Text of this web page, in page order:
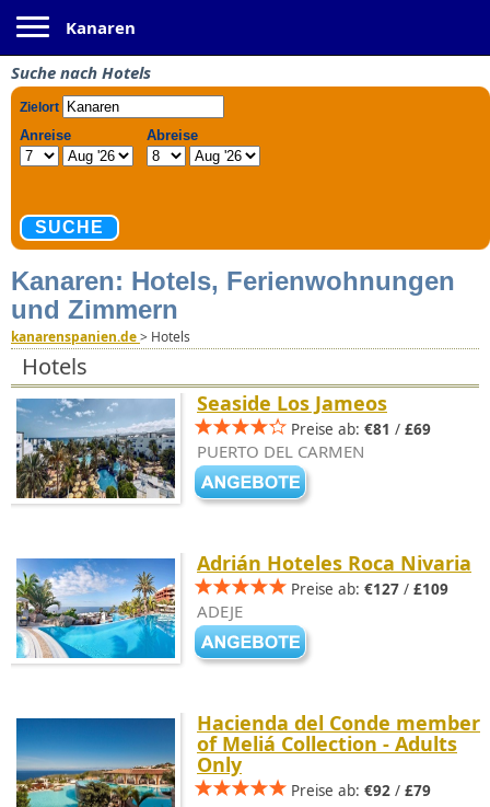
Kanaren
Suche nach Hotels
Kanaren: Hotels, Ferienwohnungen
und Zimmern
kanarenspanien.de> Hotels
Hotels
Seaside Los Jameos
Preise ab: €81 / £69
PUERTO DEL CARMEN
Adrián Hoteles Roca Nivaria
Preise ab: €127 / £109
ADEJE
Hacienda del Conde member
of Meliá Collection - Adults
Only
Preise ab: €92 / £79